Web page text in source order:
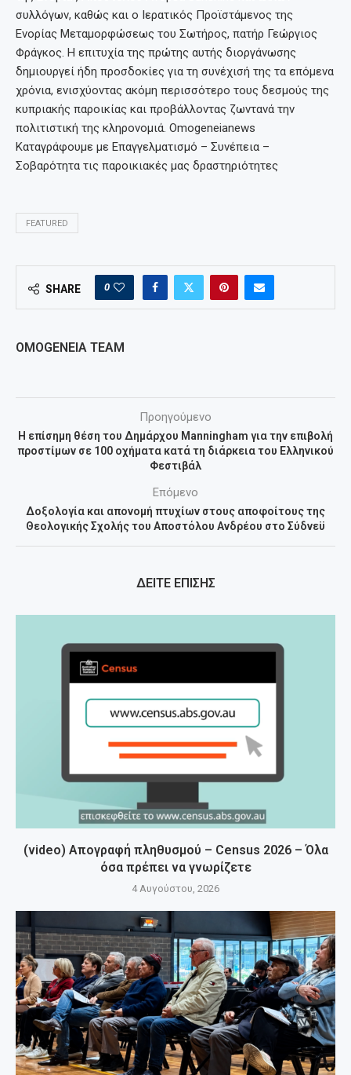
συλλόγων, καθώς και ο Ιερατικός Προϊστάμενος της
Ενορίας Μεταμορφώσεως του Σωτήρος, πατήρ Γεώργιος
Φράγκος. Η επιτυχία της πρώτης αυτής διοργάνωσης
δημιουργεί ήδη προσδοκίες για τη συνέχισή της τα επόμενα
χρόνια, ενισχύοντας ακόμη περισσότερο τους δεσμούς της
κυπριακής παροικίας και προβάλλοντας ζωντανά την
πολιτιστική της κληρονομιά. Omogeneianews
Καταγράφουμε με Επαγγελματισμό – Συνέπεια –
Σοβαρότητα τις παροικιακές μας δραστηριότητες
FEATURED
SHARE 0
OMOGENEIA TEAM
Προηγούμενο
Η επίσημη θέση του Δημάρχου Manningham για την επιβολή
προστίμων σε 100 οχήματα κατά τη διάρκεια του Ελληνικού
Φεστιβάλ
Επόμενο
Δοξολογία και απονομή πτυχίων στους αποφοίτους της
Θεολογικής Σχολής του Αποστόλου Ανδρέου στο Σύδνεϋ
ΔΕΙΤΕ ΕΠΙΣΗΣ
(video) Απογραφή πληθυσμού – Census 2026 – Όλα
όσα πρέπει να γνωρίζετε
4 Αυγούστου, 2026